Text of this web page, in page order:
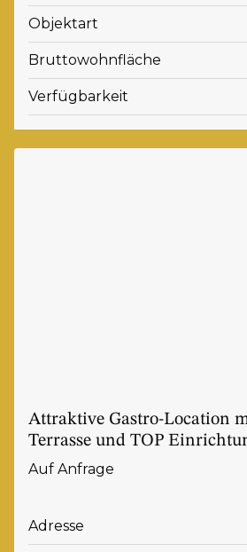
Objektart
Bruttowohnfläche
Verfügbarkeit
Attraktive Gastro-Location
Terrasse und TOP
Auf Anfrage
Adresse